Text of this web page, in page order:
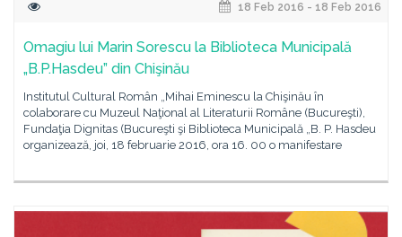
18 Feb 2016 - 18 Feb 2016
Omagiu lui Marin Sorescu la Biblioteca Municipală
„B.P.Hasdeu” din Chişinău
Institutul Cultural Român „Mihai Eminescu la Chişinău în
colaborare cu Muzeul Naţional al Literaturii Române (Bucureşti),
Fundaţia Dignitas (Bucureşti şi Biblioteca Municipală „B. P. Hasdeu
organizează, joi, 18 februarie 2016, ora 16. 00 o manifestare